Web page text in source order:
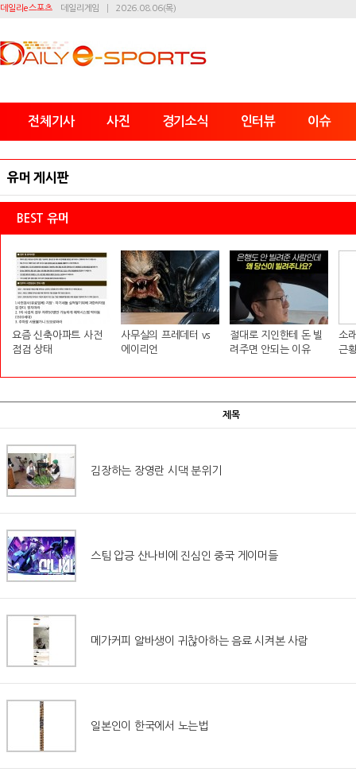
데일리e스포츠 데일리게임 2026.08.06(목)
전체기사 사진 경기소식 인터뷰 이슈
유머 게시판
BEST 유머
요즘 신축아파트 사전
점검 상태
사무실의 프레데터 vs
에이리언
절대로 지인한테 돈 빌
려주면 안되는 이유
소
근
제목
김장하는 장영란 시댁 분위기
스팀 압긍 산나비에 진심인 중국 게이머들
메가커피 알바생이 귀찮아하는 음료 시켜본 사람
일본인이 한국에서 노는법